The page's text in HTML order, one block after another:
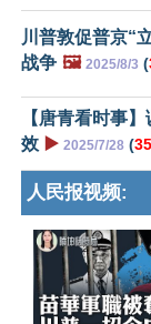
川普敦促普京“
战争 🖼️ 2025/8/3 (
【唐青看时事
效 ▶️ 2025/7/28 (
人民报视频: